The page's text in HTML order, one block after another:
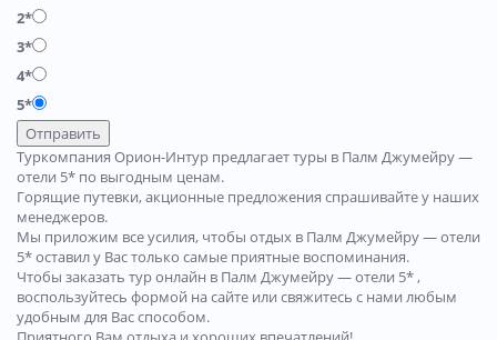
2*
3*
4*
5*
Отправить
Туркомпания Орион-Интур предлагает туры в Палм Джумейру —
отели 5* по выгодным ценам.
Горящие путевки, акционные предложения спрашивайте у наших
менеджеров.
Мы приложим все усилия, чтобы отдых в Палм Джумейру — отели
5* оставил у Вас только самые приятные воспоминания.
Чтобы заказать тур онлайн в Палм Джумейру — отели 5* ,
воспользуйтесь формой на сайте или свяжитесь с нами любым
удобным для Вас способом.